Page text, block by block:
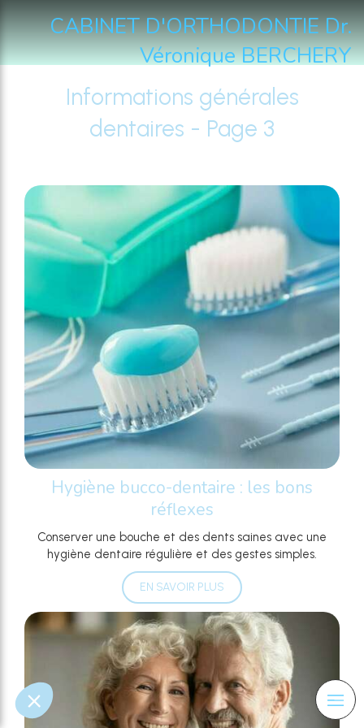
CABINET D'ORTHODONTIE Dr.
Véronique BERCHERY
Informations générales
dentaires - Page 3
Hygiène bucco-dentaire : les bons
réflexes
Conserver une bouche et des dents saines avec une
hygiène dentaire régulière et des gestes simples.
EN SAVOIR PLUS